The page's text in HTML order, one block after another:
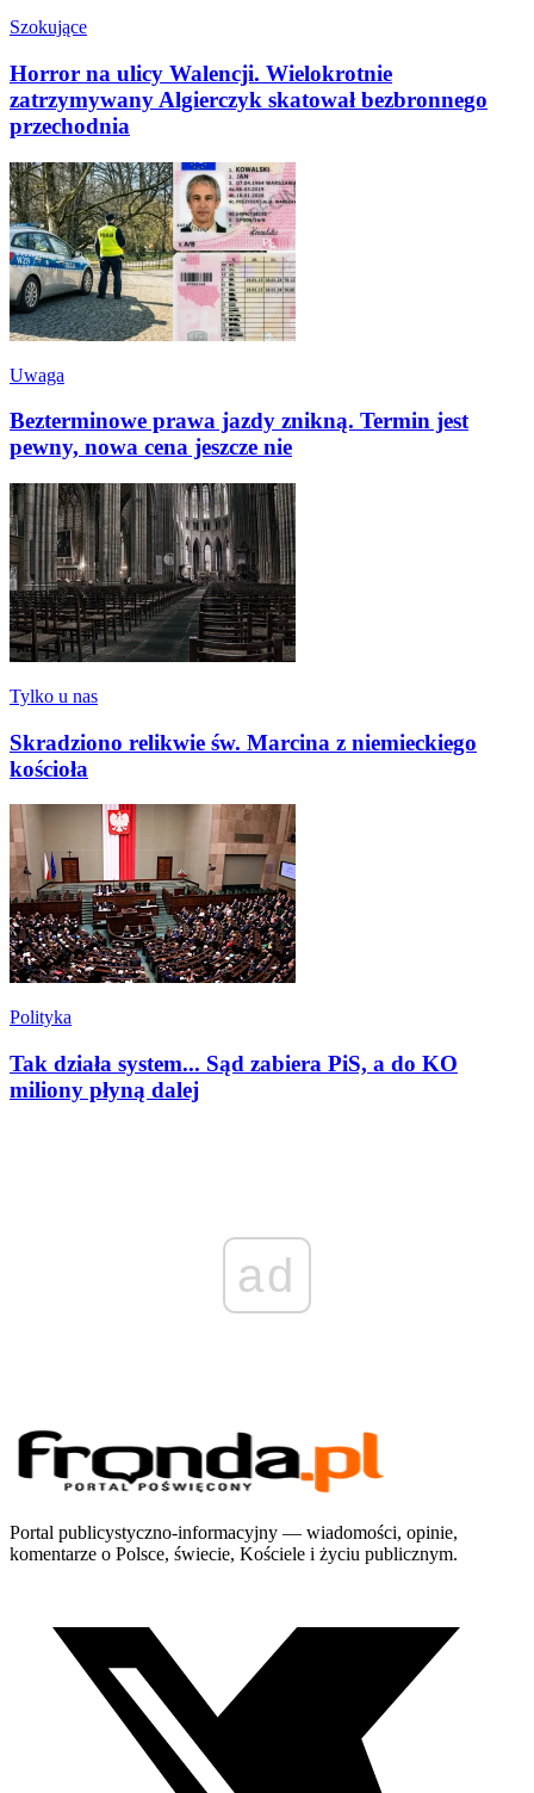
Szokujące
Horror na ulicy Walencji. Wielokrotnie
zatrzymywany Algierczyk skatował bezbronnego
przechodnia
Uwaga
Bezterminowe prawa jazdy znikną. Termin jest
pewny, nowa cena jeszcze nie
Tylko u nas
Skradziono relikwie św. Marcina z niemieckiego
kościoła
Polityka
Tak działa system... Sąd zabiera PiS, a do KO
miliony płyną dalej
ad
Portal publicystyczno-informacyjny — wiadomości, opinie,
komentarze o Polsce, świecie, Kościele i życiu publicznym.